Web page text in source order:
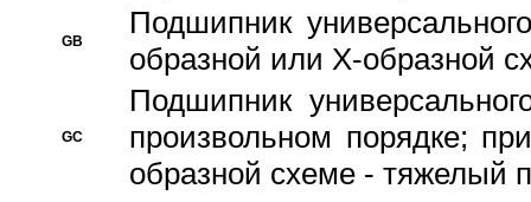
GB
Подшипник
образной или Х-образной
GC
Подшипник
произвольном порядке;
образной схеме - тяжелый